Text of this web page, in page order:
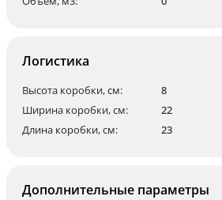
Логистика
Высота коробки, см:
8
Ширина коробки, см:
22
Длина коробки, см:
23
Дополнительные параметры